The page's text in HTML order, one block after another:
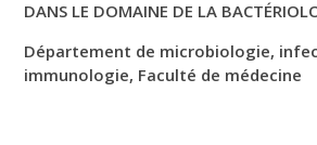
DANS LE DOMAINE DE LA
Département de microbiologie,
immunologie, Faculté de médecine